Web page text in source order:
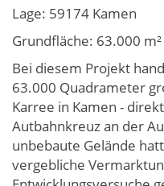
Lage: 59174 Kamen
Grundfläche: 63.000 m²
Bei diesem Projekt
63.000 Quadrameter
Karree in Kamen -
Autbahnkreuz an der
unbebaute Gelände
vergebliche